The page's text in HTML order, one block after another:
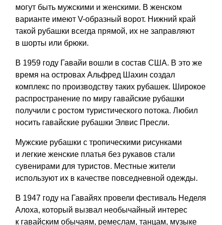
могут быть мужскими и женскими. В женском
варианте имеют V-образный ворот. Нижний край
такой рубашки всегда прямой, их не заправляют
в шорты или брюки.
В 1959 году Гавайи вошли в состав США. В это же
время на островах Альфред Шахин создал
комплекс по производству таких рубашек. Широкое
распространение по миру гавайские рубашки
получили с ростом туристического потока. Любил
носить гавайские рубашки Элвис Пресли.
Мужские рубашки с тропическими рисунками
и легкие женские платья без рукавов стали
сувенирами для туристов. Местные жители
используют их в качестве повседневной одежды.
В 1947 году на Гавайях провели фестиваль Неделя
Алоха, который вызвал необычайный интерес
к гавайским обычаям, ремеслам, танцам, музыке